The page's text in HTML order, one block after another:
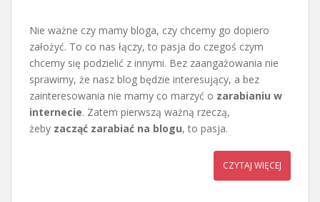
Nie ważne czy mamy bloga, czy chcemy go dopiero
założyć. To co nas łączy, to pasja do czegoś czym
chcemy się podzielić z innymi. Bez zaangażowania nie
sprawimy, że nasz blog będzie interesujący, a bez
zainteresowania nie mamy co marzyć o zarabianiu w
internecie. Zatem pierwszą ważną rzeczą,
żeby zacząć zarabiać na blogu, to pasja.
CZYTAJ WIĘCEJ